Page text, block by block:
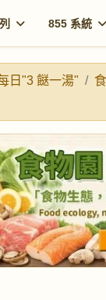
855 系統
日"3 餸一湯"